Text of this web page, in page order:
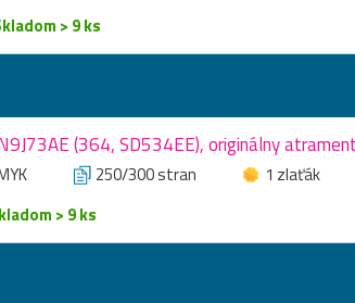
> 9 ks
(364, SD534EE), originálny
250/300 stran
1 zlaťák
> 9 ks